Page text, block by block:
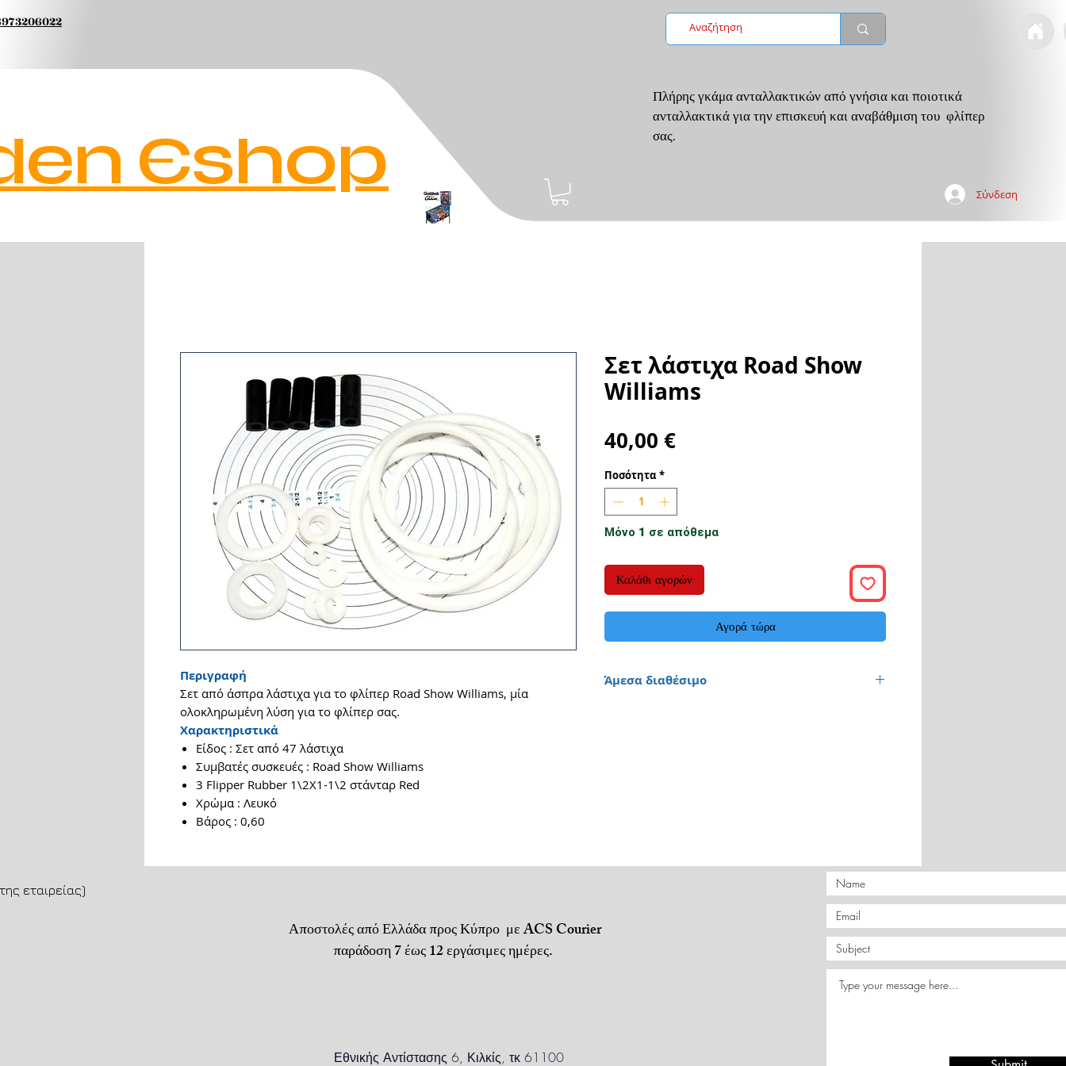
Eshop
Πλήρης γκάμα ανταλλακτικών από γνήσια και ποιοτικά
ανταλλακτικά για την επισκευή και αναβάθμιση του φλίπερ
σας.
Σύνδεση
Περιγραφή
Σετ από άσπρα λάστιχα για το φλίπερ Road Show Williams, μία
ολοκληρωμένη λύση για το φλίπερ σας.
Χαρακτηριστικά
Είδος : Σετ από 47 λάστιχα
Συμβατές συσκευές : Road Show Williams
3 Flipper Rubber 1\2Χ1-1\2 στάνταρ Red
Χρώμα : Λευκό
Βάρος : 0,60
Σετ λάστιχα Road Show
Williams
40,00 €Τιμή
Ποσότητα *
Μόνο 1 σε απόθεμα
Καλάθι αγορών
Αγορά τώρα
Άμεσα διαθέσιμο
ισχύουν προσαυξημένα έξοδα αποστολής.
εταιρείας)
Αποστολές από Ελλάδα προς Κύπρο με ACS Courier
παράδοση 7 έως 12 εργάσιμες ημέρες.
Εθνικής Αντίστασης 6, Κιλκίς, τκ 61100